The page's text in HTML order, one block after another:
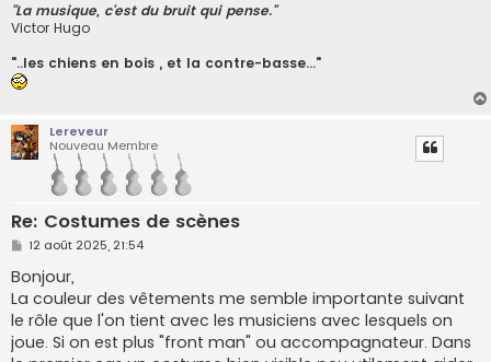
"La musique, c'est du bruit qui pense."
Victor Hugo
"..les chiens en bois , et la contre-basse..."
Lereveur
Nouveau Membre
Re: Costumes de scènes
M
s
s
a
g
e
12 août 2025, 21:54
Bonjour,
La couleur des vêtements me semble importante suivant
le rôle que l'on tient avec les musiciens avec lesquels on
joue. Si on est plus "front man" ou accompagnateur. Dans